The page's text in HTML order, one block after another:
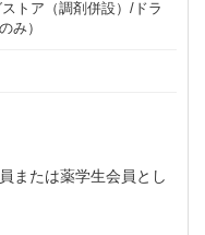
トア（調剤併設）/ドラ
み）
または薬学生会員とし